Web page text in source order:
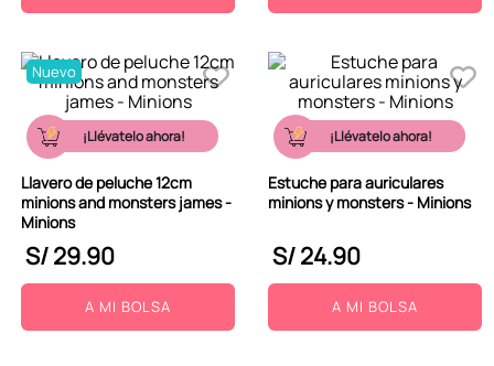
Nuevo
¡Llévatelo ahora!
Llavero de peluche 12cm
minions and monsters james -
Minions
S/29.90
A MI BOLSA
¡Llévatelo ahora!
Estuche para auriculares
minions y monsters - Minions
S/24.90
A MI BOLSA